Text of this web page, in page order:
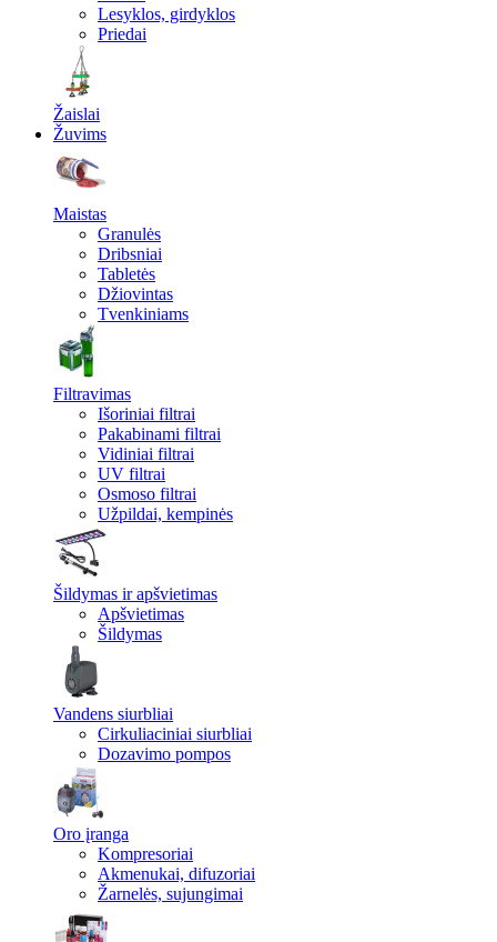
Lesyklos, girdyklos
Priedai
Žaislai
Žuvims
Maistas
Granulės
Dribsniai
Tabletės
Džiovintas
Tvenkiniams
Filtravimas
Išoriniai filtrai
Pakabinami filtrai
Vidiniai filtrai
UV filtrai
Osmoso filtrai
Užpildai, kempinės
Šildymas ir apšvietimas
Apšvietimas
Šildymas
Vandens siurbliai
Cirkuliaciniai siurbliai
Dozavimo pompos
Oro įranga
Kompresoriai
Akmenukai, difuzoriai
Žarnelės, sujungimai